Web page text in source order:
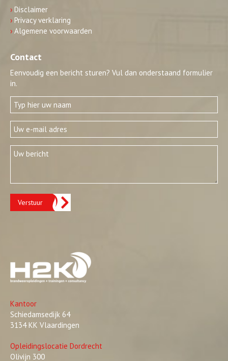
› Disclaimer
› Privacy verklaring
› Algemene voorwaarden
Contact
Eenvoudig een bericht sturen? Vul dan onderstaand formulier
in.
Verstuur
Kantoor
Schiedamsedijk 64
3134 KK Vlaardingen
Opleidingslocatie Dordrecht
Olivijn 300